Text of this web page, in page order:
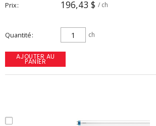
Prix 196,43 $ / ch
Quantité ch
AJOUTER AU
PANIER